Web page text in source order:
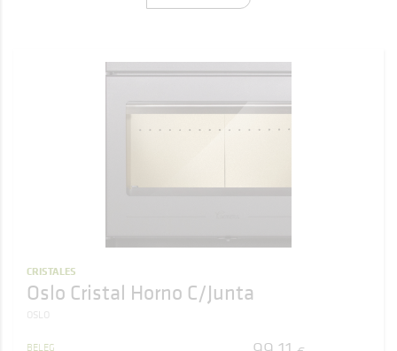
CRISTALES
Oslo Cristal Horno C/Junta
OSLO
BELEG